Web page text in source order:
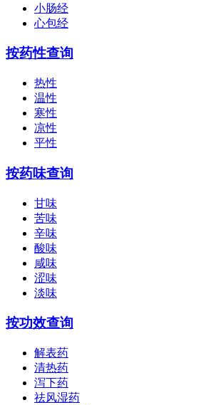
小肠经
心包经
按药性查询
热性
温性
寒性
凉性
平性
按药味查询
甘味
苦味
辛味
酸味
咸味
涩味
淡味
按功效查询
解表药
清热药
泻下药
祛风湿药